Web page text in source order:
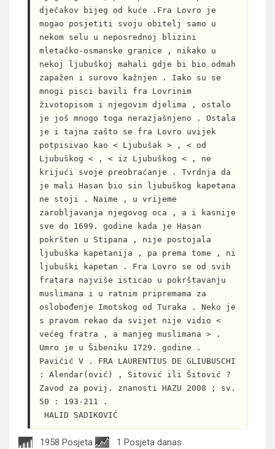
dječakov bijeg od kuće .Fra Lovro je
mogao posjetiti svoju obitelj samo u
nekom selu u neposrednoj blizini
mletačko-osmanske granice , nikako u
nekoj ljubuškoj mahali gdje bi bio odmah
zapažen i surovo kažnjen . Iako su se
mnogi pisci bavili fra Lovrinim
životopisom i njegovim djelima , ostalo
je još mnogo toga nerazjašnjeno . Ostala
je i tajna zašto se fra Lovro uvijek
potpisivao kao < Ljubušak > , < od
Ljubuškog < , < iz Ljubuškog < , ne
krijući svoje preobraćanje . Tvrdnja da
je mali Hasan bio sin ljubuškog kapetana
ne stoji . Naime , u vrijeme
zarobljavanja njegovog oca , a i kasnije
sve do 1699. godine kada je Hasan
pokršten u Stipana , nije postojala
ljubuška kapetanija , pa prema tome , ni
ljubuški kapetan . Fra Lovro se od svih
fratara najviše isticao u pokrštavanju
muslimana i u ratnim pripremama za
oslobođenje Imotskog od Turaka . Neko je
s pravom rekao da svijet nije vidio <
većeg fratra , a manjeg muslimana > .
Umro je u Šibeniku 1729. godine .
Pavičić V . FRA LAURENTIUS DE GLIUBUSCHI
: Alendar(ović) , Sitović ili Šitović ?
Zavod za povij. znanosti HAZU 2008 ; sv.
50 : 193-211 .
HALID SADIKOVIĆ
1958 Posjeta 1 Posjeta danas